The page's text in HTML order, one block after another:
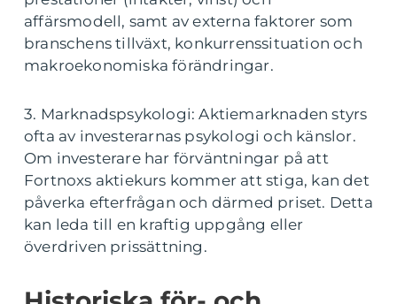
affärsmodell, samt av externa faktorer som
branschens tillväxt, konkurrenssituation och
makroekonomiska förändringar.
3. Marknadspsykologi: Aktiemarknaden styrs
ofta av investerarnas psykologi och känslor.
Om investerare har förväntningar på att
Fortnoxs aktiekurs kommer att stiga, kan det
påverka efterfrågan och därmed priset. Detta
kan leda till en kraftig uppgång eller
överdriven prissättning.